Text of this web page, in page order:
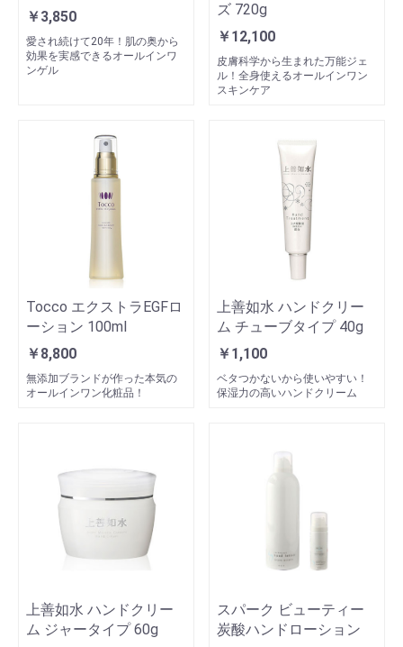
￥3,850
愛され続けて20年！肌の奥から
効果を実感できるオールインワ
ンゲル
ズ 720g
￥12,100
皮膚科学から生まれた万能ジェ
ル！全身使えるオールインワン
スキンケア
Tocco エクストラEGFロ
ーション 100ml
￥8,800
無添加ブランドが作った本気の
オールインワン化粧品！
上善如水 ハンドクリー
ム チューブタイプ 40g
￥1,100
ベタつかないから使いやすい！
保湿力の高いハンドクリーム
上善如水 ハンドクリー
ム ジャータイプ 60g
スパーク ビューティー
炭酸ハンドローション